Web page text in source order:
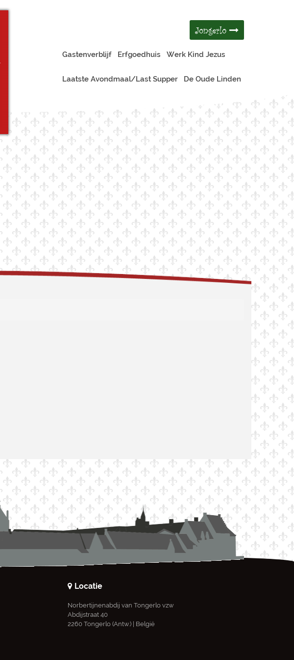
Jongerlo
Gastenverblijf Erfgoedhuis Werk Kind Jezus
Laatste Avondmaal/Last Supper De Oude Linden
Locatie
Norbertijnenabdij van Tongerlo vzw
Abdijstraat 40
2260 Tongerlo (Antw.) | België